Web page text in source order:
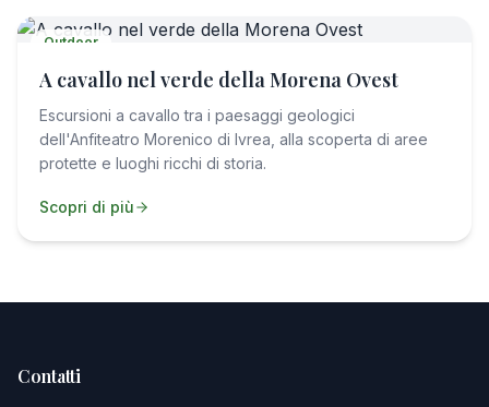
Outdoor
A cavallo nel verde della Morena Ovest
Escursioni a cavallo tra i paesaggi geologici
dell'Anfiteatro Morenico di Ivrea, alla scoperta di aree
protette e luoghi ricchi di storia.
Scopri di più
Contatti